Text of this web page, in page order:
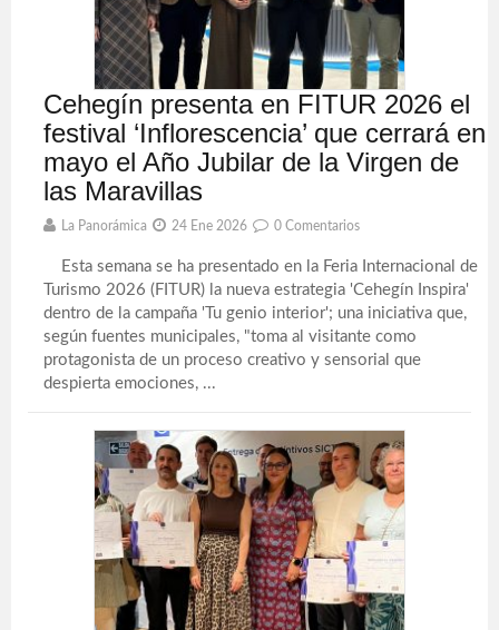
Cehegín presenta en FITUR 2026 el
festival ‘Inflorescencia’ que cerrará en
mayo el Año Jubilar de la Virgen de
las Maravillas
La Panorámica 24 Ene 2026 0 Comentarios
Esta semana se ha presentado en la Feria Internacional de
Turismo 2026 (FITUR) la nueva estrategia 'Cehegín Inspira'
dentro de la campaña 'Tu genio interior'; una iniciativa que,
según fuentes municipales, "toma al visitante como
protagonista de un proceso creativo y sensorial que
despierta emociones, ...